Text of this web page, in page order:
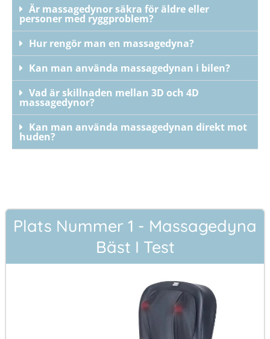
Är massagedynor säkra för äldre eller
personer med ryggproblem?
Hur rengör man en massagedyna?
Kan man använda massagedynan i bilen?
Vad är skillnaden mellan 3D och 4D
massagedynor?
Kan man använda massagedynan direkt mot
huden?
Plats Nummer 1 - Massagedyna
Bäst I Test